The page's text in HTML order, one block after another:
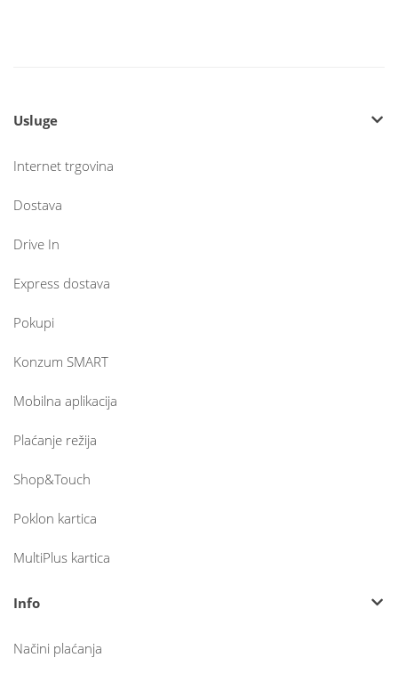
Usluge
Internet trgovina
Dostava
Drive In
Express dostava
Pokupi
Konzum SMART
Mobilna aplikacija
Plaćanje režija
Shop&Touch
Poklon kartica
MultiPlus kartica
Info
Načini plaćanja